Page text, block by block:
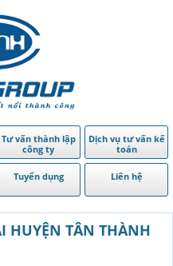
Tư vấn thành lập
công ty
Dịch vụ tư vấn kế
toán
Tuyển dụng Liên hệ
HUYỆN TÂN THÀNH